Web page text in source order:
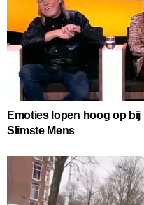
Emoties lopen hoog op
Slimste Mens